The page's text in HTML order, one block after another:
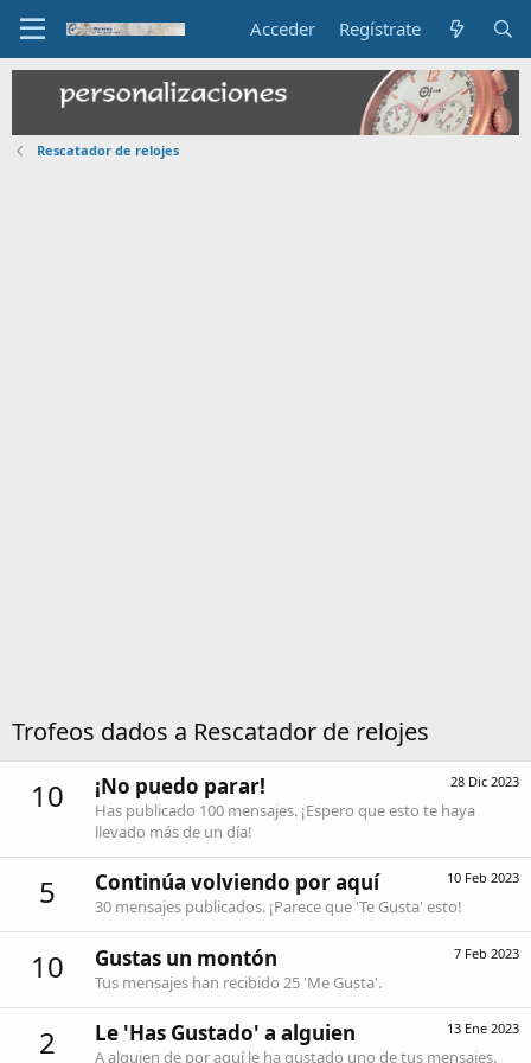
Acceder Regístrate
Rescatador de relojes
Trofeos dados a Rescatador de relojes
10 28 Dic 2023
¡No puedo parar!
Has publicado 100 mensajes. ¡Espero que esto te haya
llevado más de un día!
5 10 Feb 2023
Continúa volviendo por aquí
30 mensajes publicados. ¡Parece que 'Te Gusta' esto!
10 7 Feb 2023
Gustas un montón
Tus mensajes han recibido 25 'Me Gusta'.
2 13 Ene 2023
Le 'Has Gustado' a alguien
A alguien de por aquí le ha gustado uno de tus mensajes.